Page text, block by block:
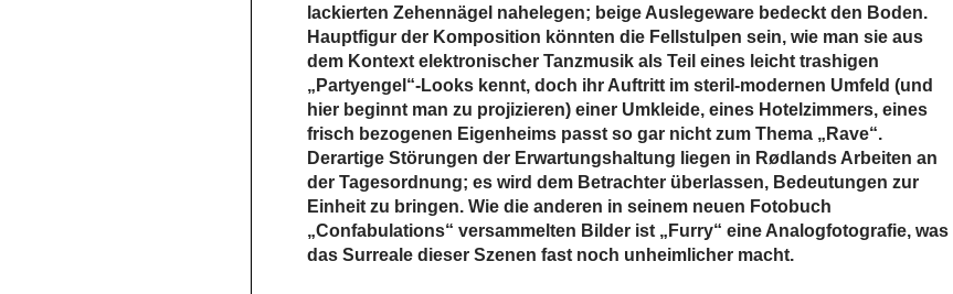
lackierten Zehennägel nahelegen; beige Auslegeware bedeckt den Boden.
Hauptfigur der Komposition könnten die Fellstulpen sein, wie man sie aus
dem Kontext elektronischer Tanzmusik als Teil eines leicht trashigen
„Partyengel“-Looks kennt, doch ihr Auftritt im steril-modernen Umfeld (und
hier beginnt man zu projizieren) einer Umkleide, eines Hotelzimmers, eines
frisch bezogenen Eigenheims passt so gar nicht zum Thema „Rave“.
Derartige Störungen der Erwartungshaltung liegen in Rødlands Arbeiten an
der Tagesordnung; es wird dem Betrachter überlassen, Bedeutungen zur
Einheit zu bringen. Wie die anderen in seinem neuen Fotobuch
„Confabulations“ versammelten Bilder ist „Furry“ eine Analogfotografie, was
das Surreale dieser Szenen fast noch unheimlicher macht.